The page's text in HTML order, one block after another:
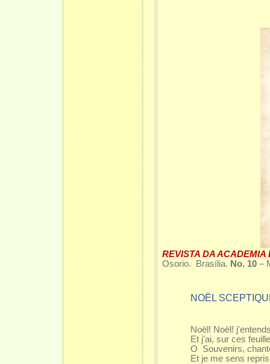
REVISTA DA
Osorio. Brasília. No. 10 –
NOËL
Noël! Noël!
Et j'ai, sur ces
O Souvenirs,
Et je me sens